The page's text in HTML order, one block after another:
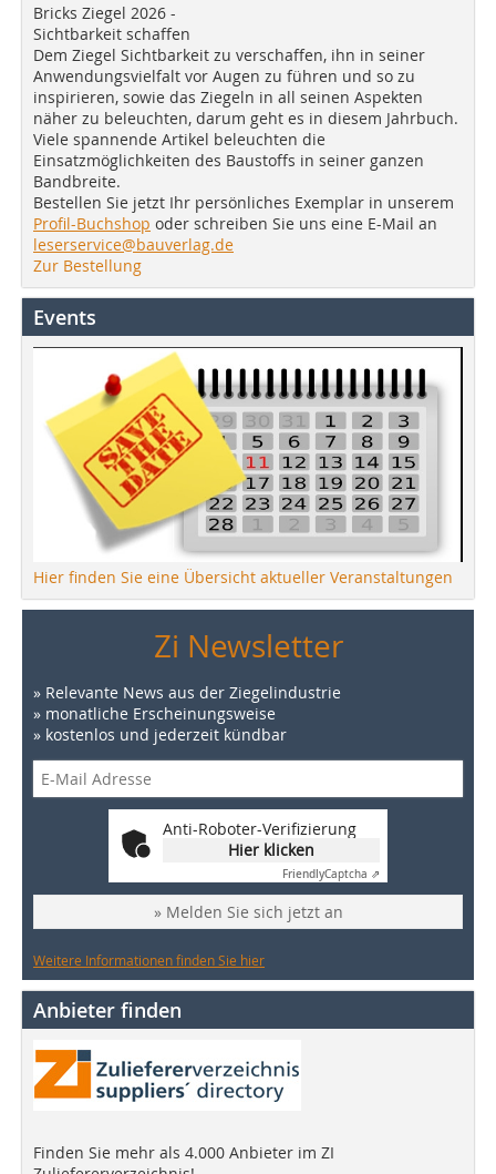
Bricks Ziegel 2026 -
Sichtbarkeit schaffen
Dem Ziegel Sichtbarkeit zu verschaffen, ihn in seiner
Anwendungsvielfalt vor Augen zu führen und so zu
inspirieren, sowie das Ziegeln in all seinen Aspekten
näher zu beleuchten, darum geht es in diesem Jahrbuch.
Viele spannende Artikel beleuchten die
Einsatzmöglichkeiten des Baustoffs in seiner ganzen
Bandbreite.
Bestellen Sie jetzt Ihr persönliches Exemplar in unserem
Profil-Buchshop oder schreiben Sie uns eine E-Mail an
leserservice@bauverlag.de
Zur Bestellung
Events
Hier finden Sie eine Übersicht aktueller Veranstaltungen
Zi Newsletter
» Relevante News aus der Ziegelindustrie
» monatliche Erscheinungsweise
» kostenlos und jederzeit kündbar
Anti-Roboter-Verifizierung
Hier klicken
FriendlyCaptcha ⇗
» Melden Sie sich jetzt an
Weitere Informationen finden Sie hier
Anbieter finden
Finden Sie mehr als 4.000 Anbieter im ZI